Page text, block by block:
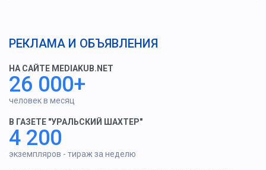
РЕКЛАМА И ОБЪЯВЛЕНИЯ
НА САЙТЕ MEDIAKUB.NET
26 000+
человек в месяц
В ГАЗЕТЕ "УРАЛЬСКИЙ ШАХТЕР"
4 200
экземпляров - тираж за неделю